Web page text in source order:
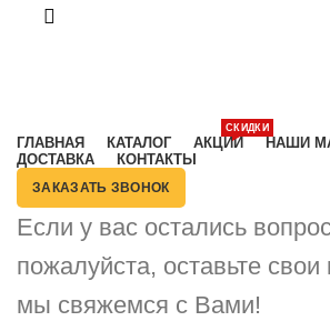
ГЛАВНАЯ КАТАЛОГ АКЦИИ
СКИДКИ
НАШИ
ДОСТАВКА
КОНТАКТЫ
ЗАКАЗАТЬ ЗВОНОК
Если у вас остались
пожалуйста, оставьте свои
мы свяжемся с Вами!